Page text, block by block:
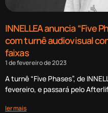
INNELLEA anuncia “Five
com turnê audiovisual
faixas
1 de fevereiro de 2023
A turnê “Five Phases”, de
fevereiro, e passará pelo
ler mais